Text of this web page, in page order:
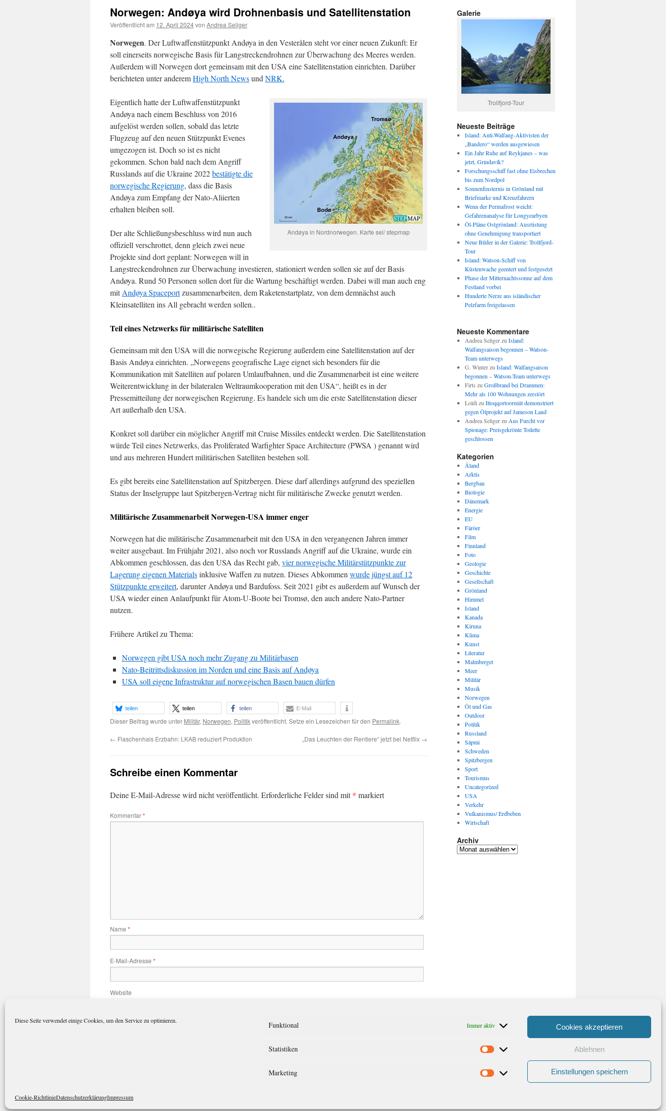
Diese Seite verwendet einige Cookies, um den Service zu optimieren. Funktional Immer aktiv
Statistiken Statistiken
Marketing Marketing
Cookies akzeptieren
Ablehnen
Einstellungen speichern
Cookie-RichtlinieDatenschutzerklärungImpressum
Norwegen: Andøya wird Drohnenbasis und Satellitenstation
Veröffentlicht am 12. April 2024von Andrea Seliger
Norwegen. Der Luftwaffenstützpunkt Andøya in den Vesterålen steht vor einer neuen Zukunft: Er
soll einerseits norwegische Basis für Langstreckendrohnen zur Überwachung des Meeres werden.
Außerdem will Norwegen dort gemeinsam mit den USA eine Satellitenstation einrichten. Darüber
berichteten unter anderemHigh North Newsund NRK.
Andøya in Nordnorwegen. Karte sel/ stepmap
Eigentlich hatte der Luftwaffenstützpunkt
Andøya nach einem Beschluss von 2016
aufgelöst werden sollen, sobald das letzte
Flugzeug auf den neuen Stützpunkt Evenes
umgezogen ist. Doch so ist es nicht
gekommen. Schon bald nach dem Angriff
Russlands auf die Ukraine 2022bestätigte die
norwegische Regierung, dass die Basis
Andøya zum Empfang der Nato-Aliierten
erhalten bleiben soll.
Der alte Schließungsbeschluss wird nun auch
offiziell verschrottet, denn gleich zwei neue
Projekte sind dort geplant: Norwegen will in
Langstreckendrohnen zur Überwachung investieren, stationiert werden sollen sie auf der Basis
Andøya. Rund 50 Personen sollen dort für die Wartung beschäftigt werden. Dabei will man auch eng
mitAndøya Spaceportzusammenarbeiten, dem Raketenstartplatz, von dem demnächst auch
Kleinsatelliten ins All gebracht werden sollen..
Teil eines Netzwerks für militärische Satelliten
Gemeinsam mit den USA will die norwegische Regierung außerdem eine Satellitenstation auf der
Basis Andøya einrichten. „Norwegens geografische Lage eignet sich besonders für die
Kommunikation mit Satelliten auf polaren Umlaufbahnen, und die Zusammenarbeit ist eine weitere
Weiterentwicklung in der bilateralen Weltraumkooperation mit den USA“, heißt es in der
Pressemitteilung der norwegischen Regierung. Es handele sich um die erste Satellitenstation dieser
Art außerhalb den USA.
Konkret soll darüber ein möglicher Angriff mit Cruise Missiles entdeckt werden. Die Satellitenstation
würde Teil eines Netzwerks, das Proliferated Warfighter Space Architecture (PWSA ) genannt wird
und aus mehreren Hundert militärischen Satelliten bestehen soll.
Es gibt bereits eine Satellitenstation auf Spitzbergen. Diese darf allerdings aufgrund des speziellen
Status der Inselgruppe laut Spitzbergen-Vertrag nicht für militärische Zwecke genutzt werden.
Militärische Zusammenarbeit Norwegen-USA immer enger
Norwegen hat die militärische Zusammenarbeit mit den USA in den vergangenen Jahren immer
weiter ausgebaut. Im Frühjahr 2021, also noch vor Russlands Angriff auf die Ukraine, wurde ein
Abkommen geschlossen, das den USA das Recht gab, vier norwegische Militärstützpunkte zur
Lagerung eigenen Materialsinklusive Waffen zu nutzen. Dieses Abkommen wurde jüngst auf 12
Stützpunkte erweitert, darunter Andøya und Bardufoss. Seit 2021 gibt es außerdem auf Wunsch der
USA wieder einen Anlaufpunkt für Atom-U-Boote bei Tromsø, den auch andere Nato-Partner
nutzen.
Frühere Artikel zu Thema:
Norwegen gibt USA noch mehr Zugang zu Militärbasen
Nato-Beitrittsdiskussion im Norden und eine Basis auf Andøya
USA soll eigene Infrastruktur auf norwegischen Basen bauen dürfen
teilen teilen teilen E-Mail
Dieser Beitrag wurde unter Militär, Norwegen, Politikveröffentlicht. Setze ein Lesezeichen für den Permalink.
← Flaschenhals Erzbahn: LKAB reduziert Produktion „Das Leuchten der Rentiere“ jetzt bei Netflix →
Schreibe einen Kommentar
Deine E-Mail-Adresse wird nicht veröffentlicht. Erforderliche Felder sind mit* markiert
Kommentar*
Name *
E-Mail-Adresse *
Website
Name, E-Mail-Adresse und Website in diesem Browser für meinen nächsten Kommentar speichern.
Galerie
Trollfjord-Tour
Neueste Beiträge
Island: Anti-Walfang-Aktivisten der
„Bandero“ werden ausgewiesen
Ein Jahr Ruhe auf Reykjanes – was
jetzt, Grindavík?
Forschungsschiff fast ohne Eisbrechen
bis zum Nordpol
Sonnenfinsternis in Grönland mit
Briefmarke und Kreuzfahrern
Wenn der Permafrost weicht:
Gefahrenanalyse für Longyearbyen
Öl-Pläne Ostgrönland: Ausrüstung
ohne Genehmigung transportiert
Neue Bilder in der Galerie: Trollfjord-
Tour
Island: Watson-Schiff von
Küstenwache geentert und festgesetzt
Phase der Mitternachtssonne auf dem
Festland vorbei
Hunderte Nerze aus isländischer
Pelzfarm freigelassen
Neueste Kommentare
Andrea Seligerzu Island:
Walfangsaison begonnen – Watson-
Team unterwegs
G. Winterzu Island: Walfangsaison
begonnen – Watson-Team unterwegs
Firts zu Großbrand bei Drammen:
Mehr als 100 Wohnungen zerstört
Loldi zu Ittoqqortoormiit demonstriert
gegen Ölprojekt auf Jameson Land
Andrea Seligerzu Aus Furcht vor
Spionage: Preisgekrönte Toilette
geschlossen
Kategorien
Åland
Arktis
Bergbau
Biologie
Dänemark
Energie
EU
Färöer
Film
Finnland
Foto
Geologie
Geschichte
Gesellschaft
Grönland
Himmel
Island
Kanada
Kiruna
Klima
Kunst
Literatur
Malmberget
Meer
Militär
Musik
Norwegen
Öl und Gas
Outdoor
Politik
Russland
Sápmi
Schweden
Spitzbergen
Sport
Tourismus
Uncategorized
USA
Verkehr
Vulkanismus/ Erdbeben
Wirtschaft
Archiv
Archiv